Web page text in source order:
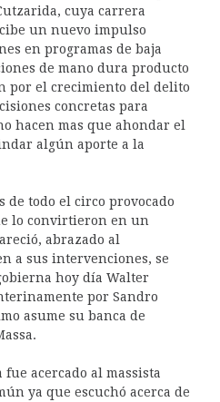
cuya carrera
un nuevo impulso
en programas de baja
de mano dura producto
por el crecimiento del delito
concretas para
hacen mas que ahondar el
algún aporte a la
de todo el circo provocado
lo convirtieron en un
abrazado al
a sus intervenciones, se
hoy día Walter
por Sandro
asume su banca de
acercado al massista
ya que escuchó acerca de